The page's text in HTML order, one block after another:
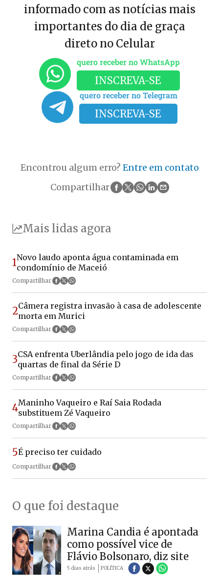
informado com as notícias mais
importantes do dia de graça
direto no Celular
quero receber no WhatsApp
INSCREVA-SE
quero receber no Telegram
INSCREVA-SE
Encontrou algum erro? Entre em contato
Compartilhar
Mais lidas agora
1Novo laudo aponta água contaminada em
condomínio de Maceió
Compartilhar
2Câmera registra invasão à casa de adolescente
morta em Murici
Compartilhar
3CSA enfrenta Uberlândia pelo jogo de ida das
quartas de final da Série D
Compartilhar
4Maninho Vaqueiro e Raí Saia Rodada
substituem Zé Vaqueiro
Compartilhar
5É preciso ter cuidado
Compartilhar
O que foi destaque
Marina Candia é apontada
como possível vice de
Flávio Bolsonaro, diz site
5 dias atrás POLÍTICA